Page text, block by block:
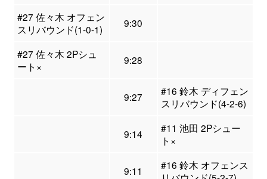
#27 佐々木 オフェン
スリバウンド(1-0-1)
9:30
#27 佐々木 2Pシュ
ート×
9:28
9:27
#16 鈴木 ディフェン
スリバウンド(4-2-6)
9:14
#11 池田 2Pシュー
ト×
9:11
#16 鈴木 オフェンス